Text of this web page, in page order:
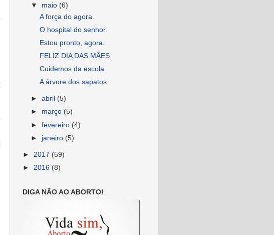
▼ maio (6)
A força do agora.
O hospital do senhor.
Estou pronto, agora.
FELIZ DIA DAS MÃES.
Cuidemos da escola.
A árvore dos sapatos.
►abril (5)
► março (5)
►fevereiro (4)
► janeiro (5)
► 2017 (59)
► 2016 (8)
DIGA NÃO AO ABORTO!